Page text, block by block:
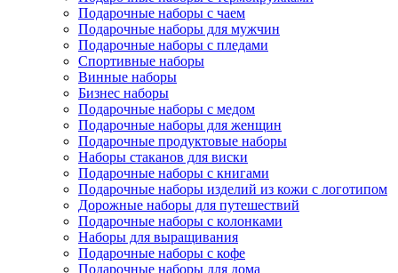
Подарочные наборы с чаем
Подарочные наборы для мужчин
Подарочные наборы с пледами
Спортивные наборы
Винные наборы
Бизнес наборы
Подарочные наборы с медом
Подарочные наборы для женщин
Подарочные продуктовые наборы
Наборы стаканов для виски
Подарочные наборы с книгами
Подарочные наборы изделий из кожи с логотипом
Дорожные наборы для путешествий
Подарочные наборы с колонками
Наборы для выращивания
Подарочные наборы с кофе
Подарочные наборы для дома